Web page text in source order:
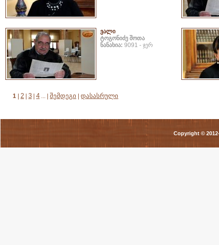
ვალი
ტოგონიძე შოთა
ნანახია: 9091 - ჯერ
1 2 3 4 ... | შემდეგი დასასრული
Copyright ©